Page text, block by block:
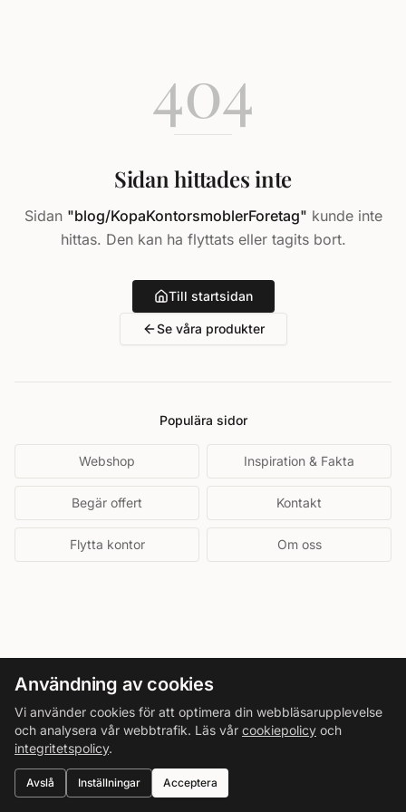
404
Sidan hittades inte
Sidan "blog/KopaKontorsmoblerForetag" kunde inte
hittas. Den kan ha flyttats eller tagits bort.
Till startsidan
Se våra produkter
Populära sidor
Webshop Inspiration & Fakta
Begär offert Kontakt
Flytta kontor Om oss
Användning av cookies
Vi använder cookies för att optimera din webbläsarupplevelse
och analysera vår webbtrafik. Läs vår cookiepolicy och
integritetspolicy.
Avslå Inställningar Acceptera